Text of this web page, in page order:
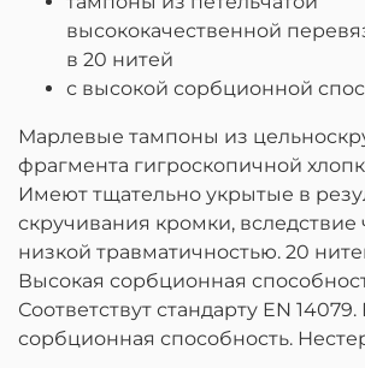
высококачественной
в 20 нитей
с высокой сорбционной
Марлевые тампоны из
фрагмента гигроскопичной
Имеют тщательно укрытые в
скручивания кромки, вследствие
низкой травматичностью. 20
Высокая сорбционная
Соответствут стандарту EN
сорбционная способность.